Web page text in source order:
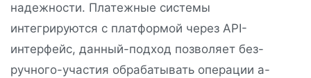
надежности. Платежные системы
интегрируются с платформой через API-
интерфейс, данный-подход позволяет без-
ручного-участия обрабатывать операции а-